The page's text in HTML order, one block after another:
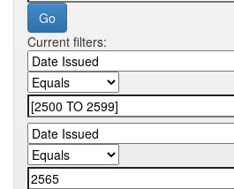
Current filters: